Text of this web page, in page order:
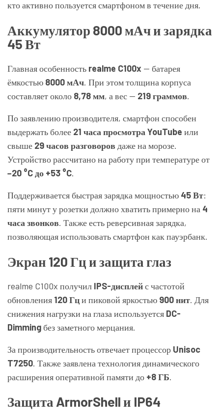
кто активно пользуется смартфоном в течение дня.
Аккумулятор 8000 мАч и зарядка
45 Вт
Главная особенность realme C100x — батарея
ёмкостью 8000 мАч. При этом толщина корпуса
составляет около 8,78 мм, а вес — 219 граммов.
По заявлению производителя, смартфон способен
выдержать более 21 часа просмотра YouTube или
свыше 29 часов разговоров даже на морозе.
Устройство рассчитано на работу при температуре от
−20 °C до +53 °C.
Поддерживается быстрая зарядка мощностью 45 Вт:
пяти минут у розетки должно хватить примерно на 4
часа звонков. Также есть реверсивная зарядка,
позволяющая использовать смартфон как пауэрбанк.
Экран 120 Гц и защита глаз
realme C100x получил IPS-дисплейс частотой
обновления 120 Гци пиковой яркостью 900 нит. Для
снижения нагрузки на глаза используется DC-
Dimmingбез заметного мерцания.
За производительность отвечает процессор Unisoc
T7250. Также заявлена технология динамического
расширения оперативной памяти до +8 ГБ.
Защита ArmorShell и IP64